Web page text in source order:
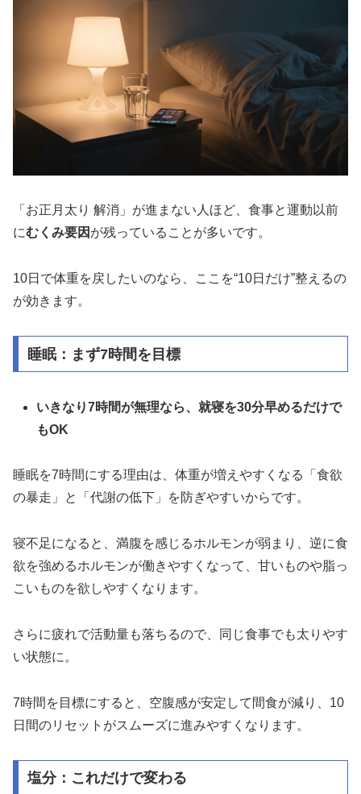
「お正月太り 解消」が進まない人ほど、食事と運動以前
にむくみ要因 が残っていることが多いです。
10日で体重を戻したいのなら、ここを“10日だけ”整えるの
が効きます。
睡眠：まず7時間を目標
いきなり7時間が無理なら、就寝を30分早めるだけで
もOK
睡眠を7時間にする理由は、体重が増えやすくなる「食欲
の暴走」と「代謝の低下」を防ぎやすいからです。
寝不足になると、満腹を感じるホルモンが弱まり、逆に食
欲を強めるホルモンが働きやすくなって、甘いものや脂っ
こいものを欲しやすくなります。
さらに疲れで活動量も落ちるので、同じ食事でも太りやす
い状態に。
7時間を目標にすると、空腹感が安定して間食が減り、10
日間のリセットがスムーズに進みやすくなります。
塩分：これだけで変わる